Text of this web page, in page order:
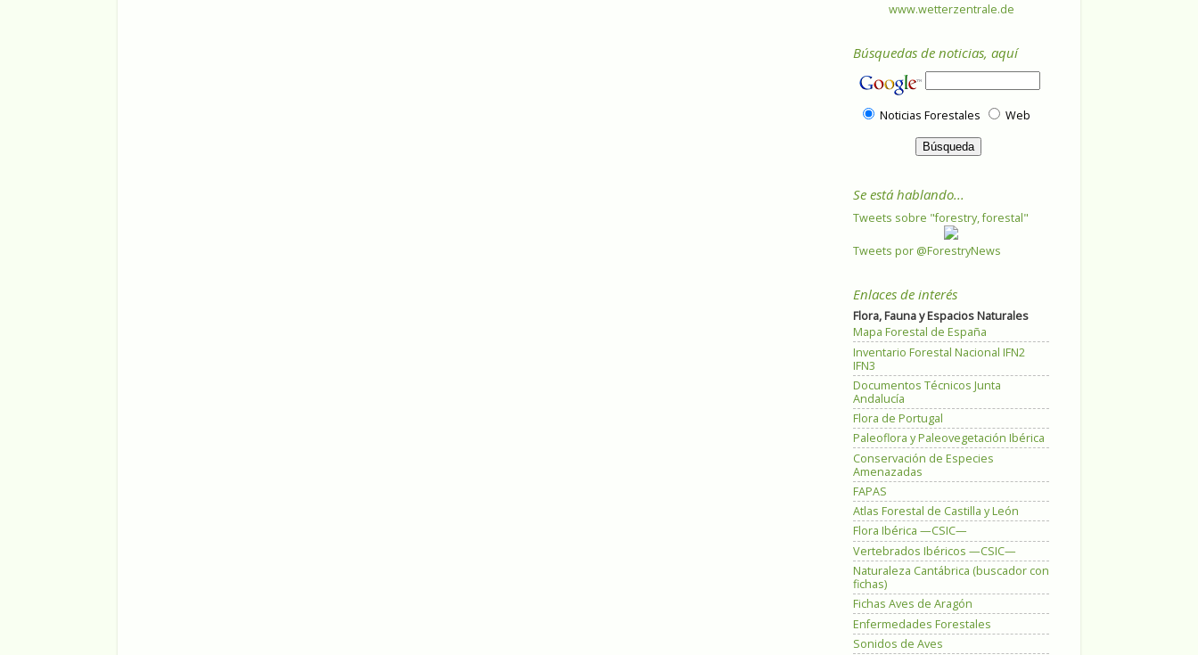
www.wetterzentrale.de
Búsquedas de noticias, aquí
Noticias Forestales Web
Se está hablando...
Tweets sobre "forestry, forestal"
Tweets por @ForestryNews
Enlaces de interés
Flora, Fauna y Espacios Naturales
Mapa Forestal de España
Inventario Forestal Nacional IFN2
IFN3
Documentos Técnicos Junta
Andalucía
Flora de Portugal
Paleoflora y Paleovegetación Ibérica
Conservación de Especies
Amenazadas
FAPAS
Atlas Forestal de Castilla y León
Flora Ibérica —CSIC—
Vertebrados Ibéricos —CSIC—
Naturaleza Cantábrica (buscador con
fichas)
Fichas Aves de Aragón
Enfermedades Forestales
Sonidos de Aves